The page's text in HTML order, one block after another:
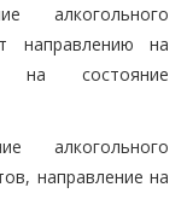
алкогольного
направлению на
на состояние
алкогольного
направление на